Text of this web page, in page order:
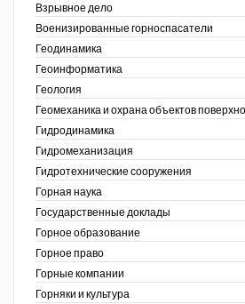
Взрывное дело
Военизированные горноспасатели
Геодинамика
Геоинформатика
Геология
Геомеханика и охрана объектов
Гидродинамика
Гидромеханизация
Гидротехнические сооружения
Горная наука
Государственные доклады
Горное образование
Горное право
Горные компании
Горняки и культура